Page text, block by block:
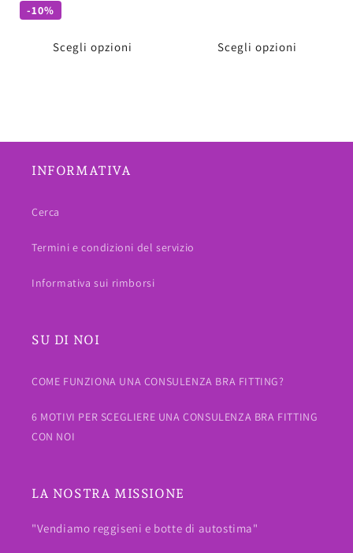
-10%
Scegli opzioni Scegli opzioni
INFORMATIVA
Cerca
Termini e condizioni del servizio
Informativa sui rimborsi
SU DI NOI
COME FUNZIONA UNA CONSULENZA BRA FITTING?
6 MOTIVI PER SCEGLIERE UNA CONSULENZA BRA FITTING
CON NOI
LA NOSTRA MISSIONE
"Vendiamo reggiseni e botte di autostima"